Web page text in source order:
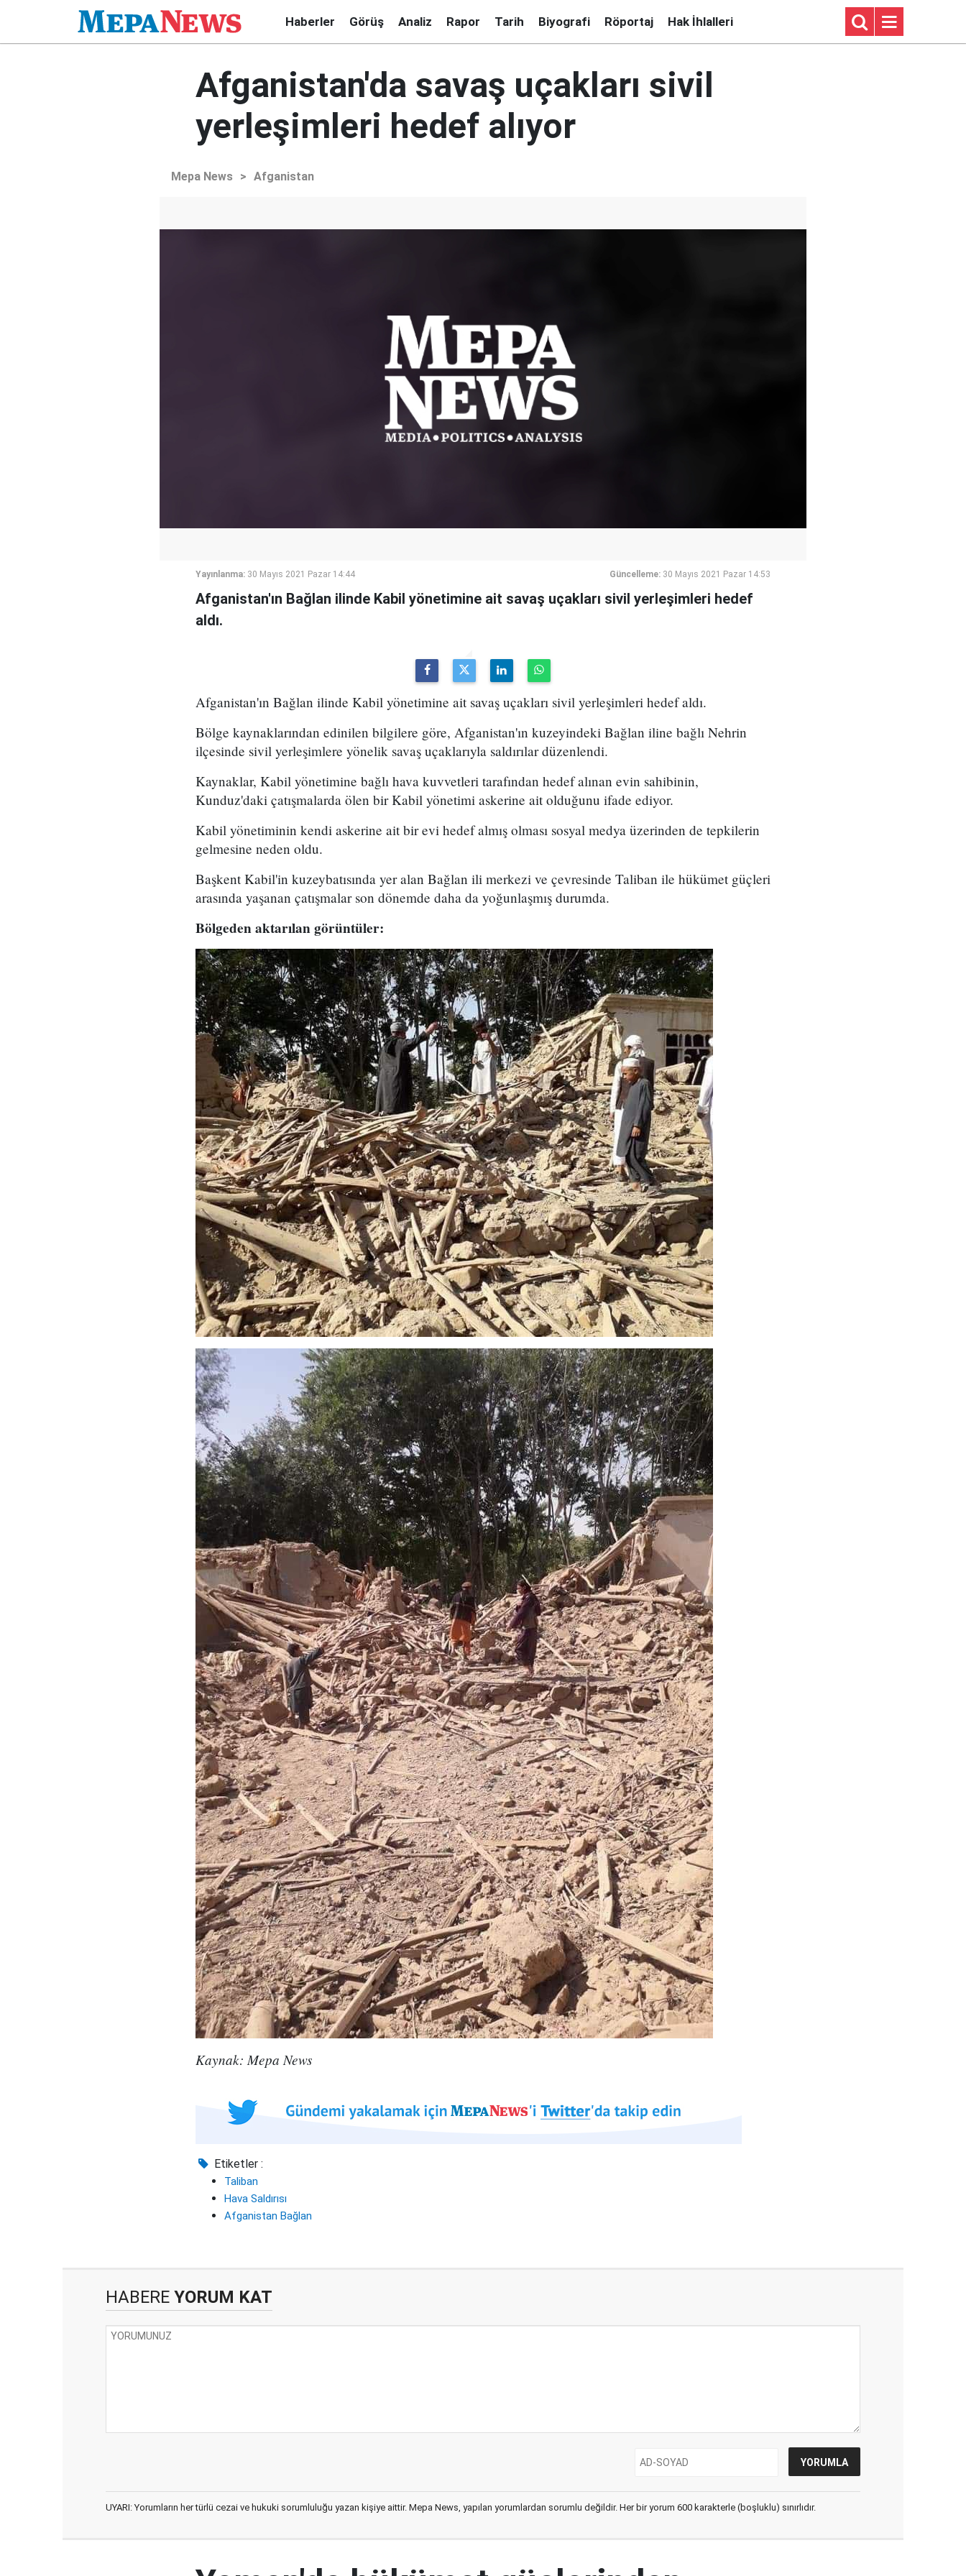
Haberler Görüş Analiz Rapor Tarih Biyografi Röportaj Hak İhlalleri
Afganistan'da savaş uçakları sivil
yerleşimleri hedef alıyor
Mepa News > Afganistan
Yayınlanma: 30 Mayıs 2021 Pazar 14:44 Güncelleme: 30 Mayıs 2021 Pazar 14:53
Afganistan'ın Bağlan ilinde Kabil yönetimine ait savaş uçakları sivil yerleşimleri hedef
aldı.
Afganistan'ın Bağlan ilinde Kabil yönetimine ait savaş uçakları sivil yerleşimleri hedef aldı.
Bölge kaynaklarından edinilen bilgilere göre, Afganistan'ın kuzeyindeki Bağlan iline bağlı Nehrin
ilçesinde sivil yerleşimlere yönelik savaş uçaklarıyla saldırılar düzenlendi.
Kaynaklar, Kabil yönetimine bağlı hava kuvvetleri tarafından hedef alınan evin sahibinin,
Kunduz'daki çatışmalarda ölen bir Kabil yönetimi askerine ait olduğunu ifade ediyor.
Kabil yönetiminin kendi askerine ait bir evi hedef almış olması sosyal medya üzerinden de tepkilerin
gelmesine neden oldu.
Başkent Kabil'in kuzeybatısında yer alan Bağlan ili merkezi ve çevresinde Taliban ile hükümet güçleri
arasında yaşanan çatışmalar son dönemde daha da yoğunlaşmış durumda.
Bölgeden aktarılan görüntüler:
Kaynak: Mepa News
Etiketler :
Taliban
Hava Saldırısı
Afganistan Bağlan
HABERE YORUM KAT
UYARI: Yorumların her türlü cezai ve hukuki sorumluluğu yazan kişiye aittir. Mepa News, yapılan yorumlardan sorumlu değildir. Her bir yorum 600 karakterle (boşluklu) sınırlıdır.